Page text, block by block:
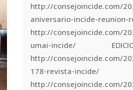
http://consejoincide.com/
aniversario-incide-reunion-
http://consejoincide.com/
umai-incide/
http://consejoincide.com/
178-revista-incide/
http://consejoincide.com/